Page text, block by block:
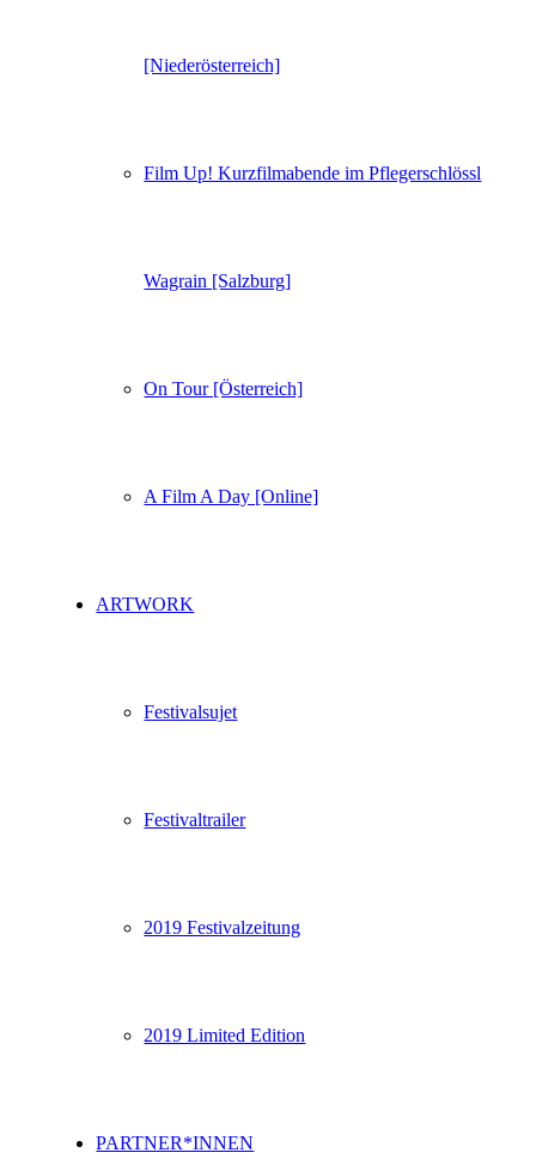
[Niederösterreich]
Film Up! Kurzfilmabende im Pflegerschlössl
Wagrain [Salzburg]
On Tour [Österreich]
A Film A Day [Online]
ARTWORK
Festivalsujet
Festivaltrailer
2019 Festivalzeitung
2019 Limited Edition
PARTNER*INNEN